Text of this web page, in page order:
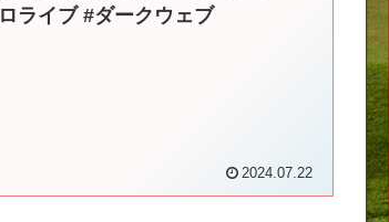
ライブ #ダークウェブ
2024.07.22